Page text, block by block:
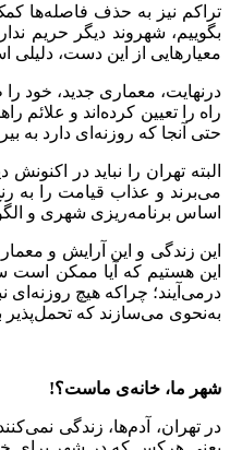
تراکم نیز به حذف فاصله‌ها
بگوییم، شهروند دیگر حریم
معیارهایی از این دست، دلیلی
درنهایت، معماری جدید، خود را
راه را تعیین کرده‌اند و
حتی آنجا که روزنه‌‌ای دارد به
البته تهران را نباید در
می‌برند و عذاب قیامت را به
اساس برنامه‌ریزی شهری و
این زندگی و این آرایش و
این هستیم که آیا ممکن است
درمی‌آیند؛ چراکه هیچ
به‌نحوی می‌سازند که تحمل‌پذیر
شهر ما، خانه‌ی ماست؟!
در تهران، آدم‌ها، زندگی